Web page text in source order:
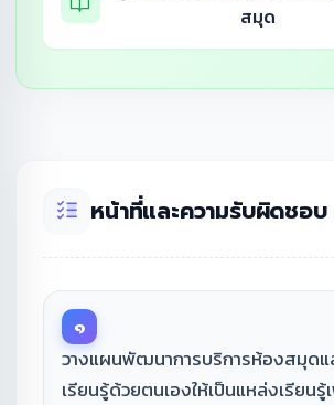
สมุด
หน้าที่และความรับผิดชอบ
๑
วางแผนพัฒนาการบริการห้องสมุดแ
เรียนรู้ด้วยตนเองให้เป็นแหล่งเรียนรู้